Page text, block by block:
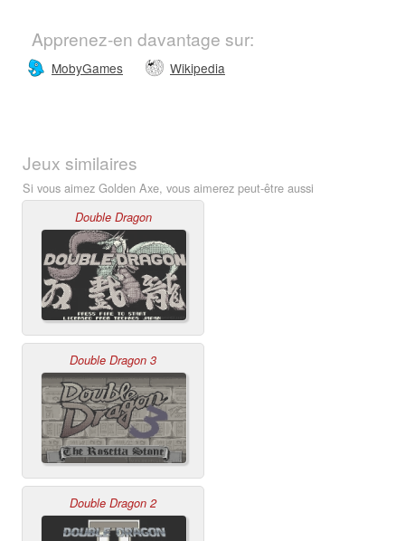
Apprenez-en davantage sur:
MobyGames Wikipedia
Jeux similaires
Si vous aimez Golden Axe, vous aimerez peut-être aussi
Double Dragon
Double Dragon 3
Double Dragon 2